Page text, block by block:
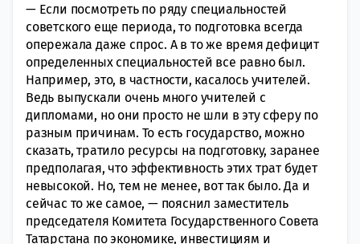
— Если посмотреть по ряду специальностей
советского еще периода, то подготовка всегда
опережала даже спрос. А в то же время дефицит
определенных специальностей все равно был.
Например, это, в частности, касалось учителей.
Ведь выпускали очень много учителей с
дипломами, но они просто не шли в эту сферу по
разным причинам. То есть государство, можно
сказать, тратило ресурсы на подготовку, заранее
предполагая, что эффективность этих трат будет
невысокой. Но, тем не менее, вот так было. Да и
сейчас то же самое, — пояснил заместитель
председателя Комитета Государственного Совета
Татарстана по экономике, инвестициям и